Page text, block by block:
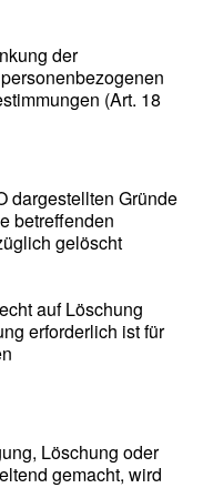
der
(Art. 18
dargestellten Gründe
betreffenden
gelöscht
auf Löschung
erforderlich ist für
Löschung oder
gemacht, wird